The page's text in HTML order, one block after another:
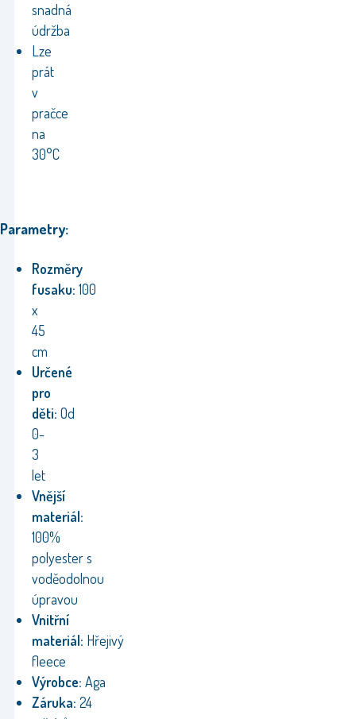
snadná
údržba
Lze
prát
v
pračce
na
30°C
Parametry:
Rozměry
fusaku: 100
x
45
cm
Určené
pro
děti: Od
0-
3
let
Vnější
materiál:
100%
polyester s
voděodolnou
úpravou
Vnitřní
materiál: Hřejivý
fleece
Výrobce: Aga
Záruka: 24